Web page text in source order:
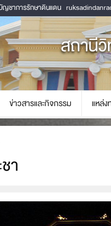
ญชาการรักษาดินแดน
สถานี
ข่าวสารและกิจกรรม แหล่ง
า